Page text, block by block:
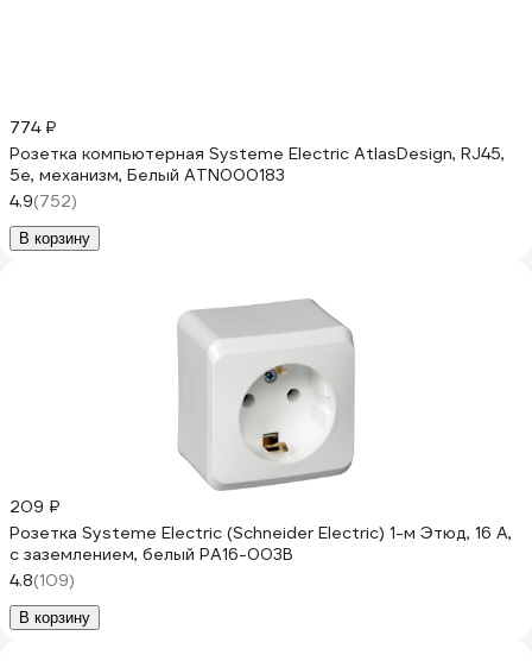
774 ₽
Розетка компьютерная Systeme Electric AtlasDesign, RJ45,
5e, механизм, Белый ATN000183
4.9(752)
В корзину
209 ₽
Розетка Systeme Electric (Schneider Electric) 1-м Этюд, 16 А,
с заземлением, белый PA16-003B
4.8(109)
В корзину